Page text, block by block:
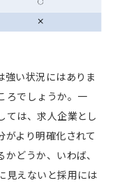
強い状況にはありま
ろでしょうか。一
ては、求人企業とし
がより明確化されて
どうか、いわば、
見えないと採用には